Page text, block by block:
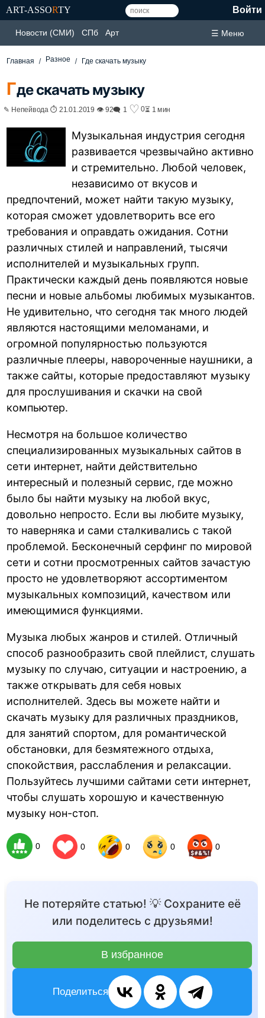
ART-ASSORTY Войти
Новости (СМИ) СПб Арт ☰ Меню
Главная Разное Где скачать музыку
Где скачать музыку
✎ Непейвода ⏱ 21.01.2019 👁 92🗨 1 ♡ 0⏳ 1 мин
Музыкальная индустрия сегодня
развивается чрезвычайно активно
и стремительно. Любой человек,
независимо от вкусов и
предпочтений, может найти такую музыку,
которая сможет удовлетворить все его
требования и оправдать ожидания. Сотни
различных стилей и направлений, тысячи
исполнителей и музыкальных групп.
Практически каждый день появляются новые
песни и новые альбомы любимых музыкантов.
Не удивительно, что сегодня так много людей
являются настоящими меломанами, и
огромной популярностью пользуются
различные плееры, навороченные наушники, а
также сайты, которые предоставляют музыку
для прослушивания и скачки на свой
компьютер.
Несмотря на большое количество
специализированных музыкальных сайтов в
сети интернет, найти действительно
интересный и полезный сервис, где можно
было бы найти музыку на любой вкус,
довольно непросто. Если вы любите музыку,
то наверняка и сами сталкивались с такой
проблемой. Бесконечный серфинг по мировой
сети и сотни просмотренных сайтов зачастую
просто не удовлетворяют ассортиментом
музыкальных композиций, качеством или
имеющимися функциями.
Музыка любых жанров и стилей. Отличный
способ разнообразить свой плейлист, слушать
музыку по случаю, ситуации и настроению, а
также открывать для себя новых
исполнителей. Здесь вы можете найти и
скачать музыку для различных праздников,
для занятий спортом, для романтической
обстановки, для безмятежного отдыха,
спокойствия, расслабления и релаксации.
Пользуйтесь лучшими сайтами сети интернет,
чтобы слушать хорошую и качественную
музыку нон-стоп.
0 0 0 0 0
Не потеряйте статью! 💡 Сохраните её
или поделитесь с друзьями!
В избранное
Поделиться